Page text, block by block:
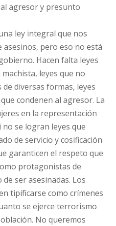
agresor y presunto
ley integral que nos
pero eso no está
Hacen falta leyes
leyes que no
diversas formas, leyes
condenen al agresor. La
en la representación
se logran leyes que
de servicio y cosificación
garanticen el respeto que
protagonistas de
ser asesinadas. Los
tipificarse como crímenes
se ejerce terrorismo
No queremos